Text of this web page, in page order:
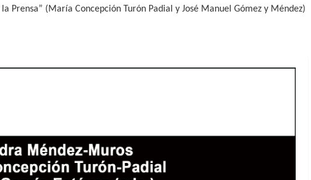
Prensa” (María Concepción Turón Padial y José Manuel Gómez y Méndez)